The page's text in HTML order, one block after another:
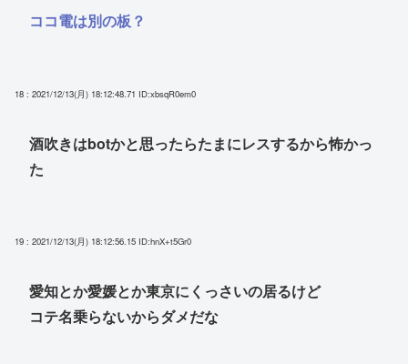
ココ電は別の板？
18 : 2021/12/13(月) 18:12:48.71 ID:xbsqR0em0
酒吹きはbotかと思ったらたまにレスするから怖かっ
た
19 : 2021/12/13(月) 18:12:56.15 ID:hnX+t5Gr0
愛知とか愛媛とか東京にくっさいの居るけど
コテ名乗らないからダメだな